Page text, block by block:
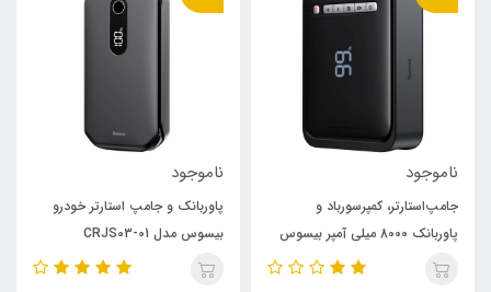
ناموجود
جامپ‌استارتر، کمپرسورباد و
پاوربانک 8000 میلی آمپر بیسوس
مدل Super Energy BS-CH۰۰۳
ناموجود
پاوربانک و جامپ استارتر خودرو
بیسوس مدل CRJS03-01